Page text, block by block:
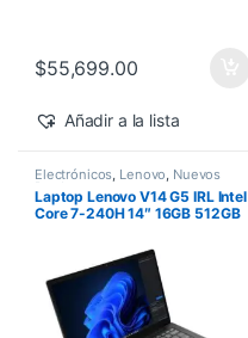
$55,699.00
Añadir a la lista
Electrónicos Lenovo Nuevos
Laptop Lenovo V14 G5 IRL Intel
Core 7-240H 14″ 16GB 512GB